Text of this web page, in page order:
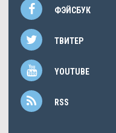
ФЭЙСБУК
ТВИТЕР
YOUTUBE
RSS